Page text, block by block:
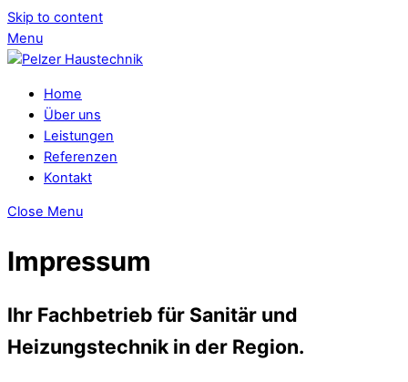
Skip to content
Menu
Home
Über uns
Leistungen
Referenzen
Kontakt
Close Menu
Impressum
Ihr Fachbetrieb für Sanitär und
Heizungstechnik in der Region.